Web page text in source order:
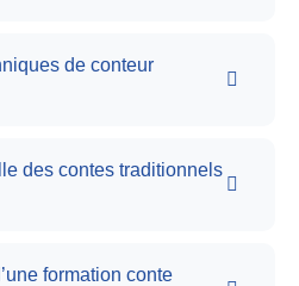
de conteur
des contes traditionnels
formation conte